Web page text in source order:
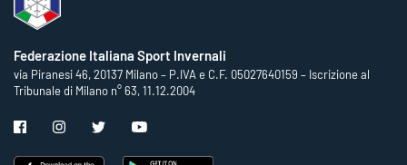
Federazione Italiana Sport Invernali
via Piranesi 46, 20137 Milano – P.IVA e C.F. 05027640159 – Iscrizione al
Tribunale di Milano n° 63, 11.12.2004